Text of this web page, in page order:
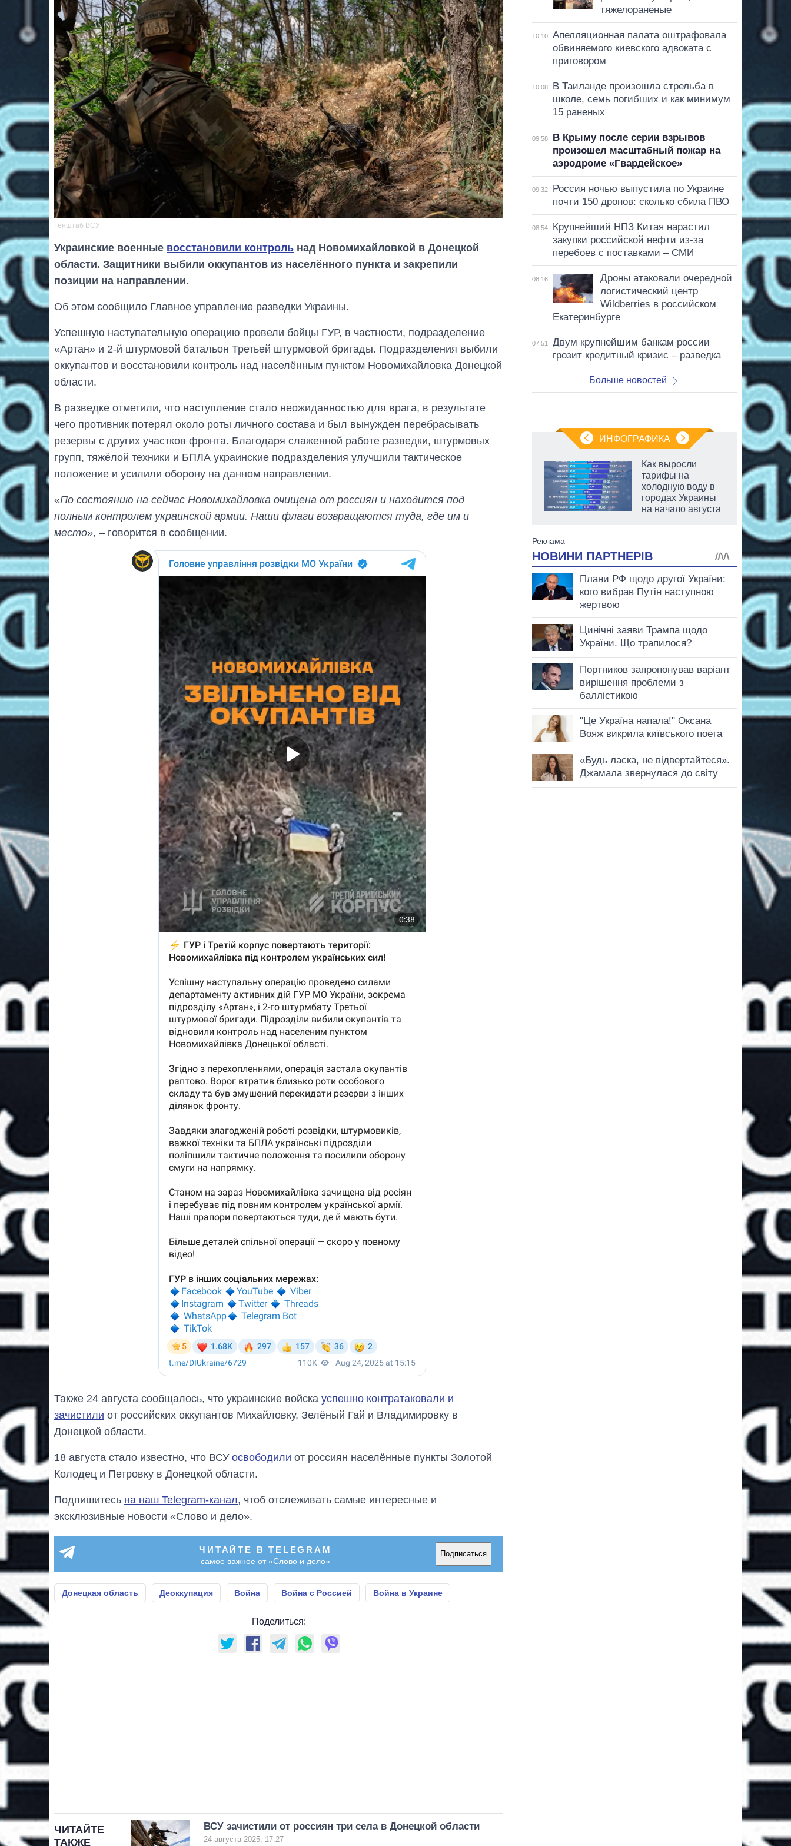
Генштаб ВСУ
Украинские военные восстановили контроль над Новомихайловкой в Донецкой
области. Защитники выбили оккупантов из населённого пункта и закрепили
позиции на направлении.
Об этом сообщило Главное управление разведки Украины.
Успешную наступательную операцию провели бойцы ГУР, в частности, подразделение
«Артан» и 2-й штурмовой батальон Третьей штурмовой бригады. Подразделения выбили
оккупантов и восстановили контроль над населённым пунктом Новомихайловка Донецкой
области.
В разведке отметили, что наступление стало неожиданностью для врага, в результате
чего противник потерял около роты личного состава и был вынужден перебрасывать
резервы с других участков фронта. Благодаря слаженной работе разведки, штурмовых
групп, тяжёлой техники и БПЛА украинские подразделения улучшили тактическое
положение и усилили оборону на данном направлении.
«По состоянию на сейчас Новомихайловка очищена от россиян и находится под
полным контролем украинской армии. Наши флаги возвращаются туда, где им и
место», – говорится в сообщении.
Также 24 августа сообщалось, что украинские войска успешно контратаковали и
зачистили от российских оккупантов Михайловку, Зелёный Гай и Владимировку в
Донецкой области.
18 августа стало известно, что ВСУ освободили от россиян населённые пункты Золотой
Колодец и Петровку в Донецкой области.
Подпишитесь на наш Telegram-канал, чтоб отслеживать самые интересные и
эксклюзивные новости «Слово и дело».
ЧИТАЙТЕ В TELEGRAM
самое важное от «Слово и дело»
Подписаться
Донецкая область Деоккупация Война Война с Россией Война в Украине
Поделиться:
ЧИТАЙТЕ
ТАКЖЕ
ВСУ зачистили от россиян три села в Донецкой области
24 августа 2025, 17:27
тяжелораненые
10:10
Апелляционная палата оштрафовала
обвиняемого киевского адвоката с
приговором
10:08
В Таиланде произошла стрельба в
школе, семь погибших и как минимум
15 раненых
09:58
В Крыму после серии взрывов
произошел масштабный пожар на
аэродроме «Гвардейское»
09:32
Россия ночью выпустила по Украине
почти 150 дронов: сколько сбила ПВО
08:54
Крупнейший НПЗ Китая нарастил
закупки российской нефти из-за
перебоев с поставками – СМИ
08:16
Дроны атаковали очередной
логистический центр
Wildberries в российском
Екатеринбурге
07:51
Двум крупнейшим банкам россии
грозит кредитный кризис – разведка
Больше новостей
ИНФОГРАФИКА
Как изменился
обороны за 13 лет
Как выросли
тарифы на
холодную воду в
городах Украины
на начало августа